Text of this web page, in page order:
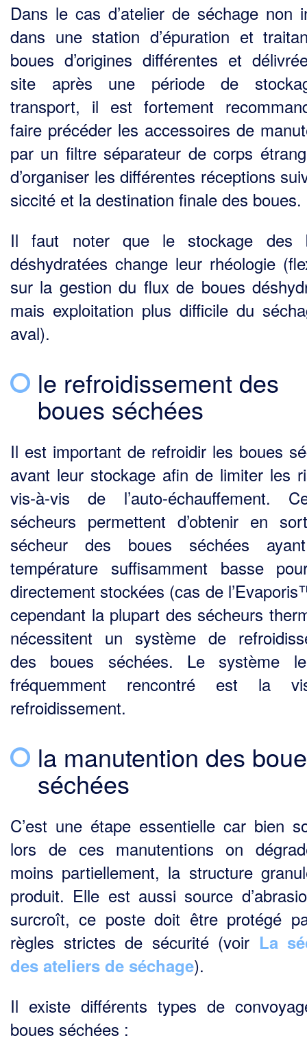
Dans le cas d’atelier de séchage non
dans une station d’épuration et
boues d’origines différentes et
site après une période de
transport, il est fortement
faire précéder les accessoires de
par un filtre séparateur de corps
d’organiser les différentes réceptions
siccité et la destination finale des boues.
Il faut noter que le stockage des
déshydratées change leur rhéologie
sur la gestion du flux de boues
mais exploitation plus difficile du
aval).
le refroidissement des
boues séchées
Il est important de refroidir les boues
avant leur stockage afin de limiter les
vis-à-vis de l’auto-échauffement.
sécheurs permettent d’obtenir en
sécheur des boues séchées
température suffisamment basse
directement stockées (cas de
cependant la plupart des sécheurs
nécessitent un système de
des boues séchées. Le système
fréquemment rencontré est la
refroidissement.
la manutention des
séchées
C’est une étape essentielle car bien
lors de ces manutentions on
moins partiellement, la structure
produit. Elle est aussi source
surcroît, ce poste doit être protégé
règles strictes de sécurité (voir La
des ateliers de séchage).
Il existe différents types de
boues séchées :